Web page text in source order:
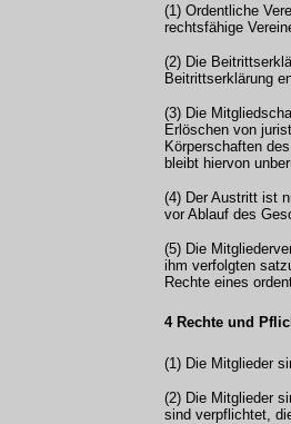
(1) Ordentliche
rechtsfähige
(2) Die
Beitrittserklärung
(3) Die
Erlöschen von
Körperschaften
bleibt hiervon
(4) Der Austritt ist
vor Ablauf des
(5) Die
ihm verfolgten
Rechte eines
4 Rechte und
(1) Die Mitglieder
(2) Die Mitglieder
sind verpflichtet,